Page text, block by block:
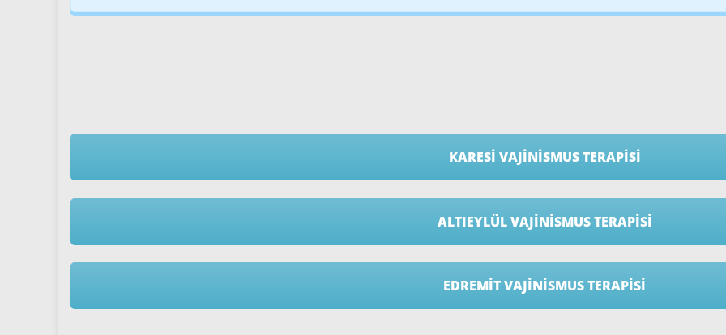
KARESI VAJINISMUS TERAPISI
ALTIEYLÜL VAJINISMUS TERAPISI
EDREMIT VAJINISMUS TERAPISI